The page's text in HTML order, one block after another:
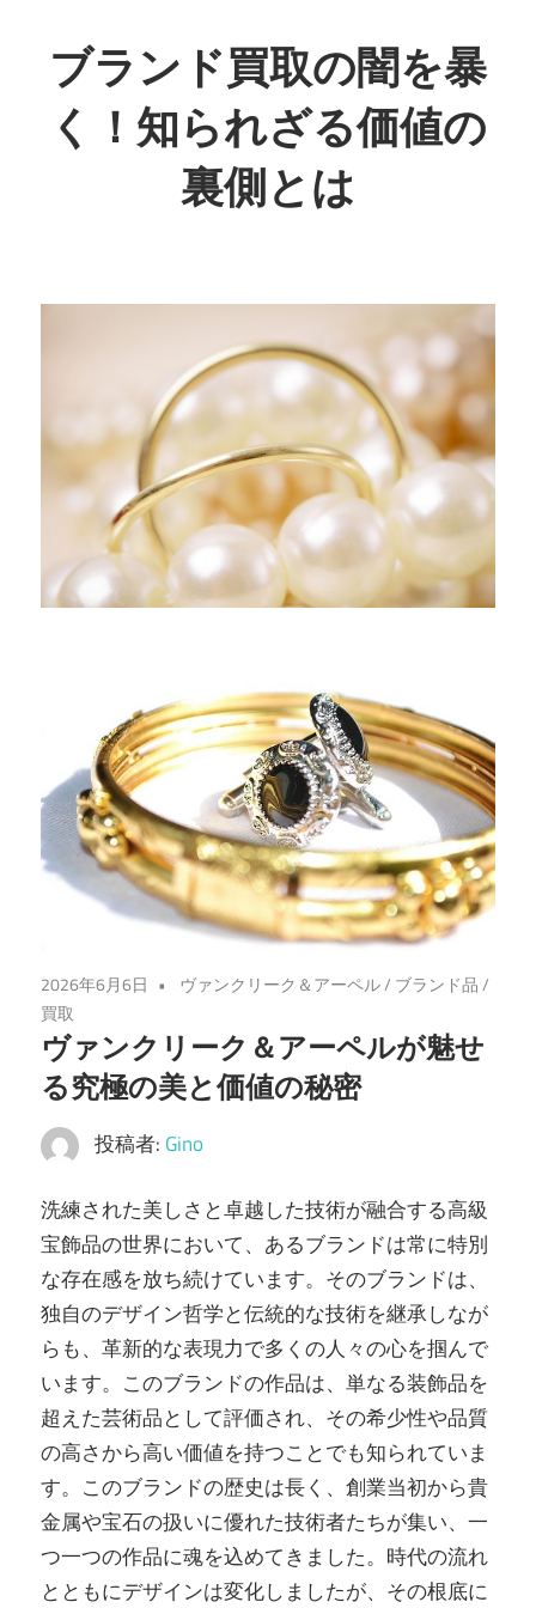
ン
テ
ブランド買取の闇を暴
く！知られざる価値の
裏側とは
れ
実
賢
く
ラ
ン
ド
を
ご
紹
介！
安
心
取
引
で
価
値
を
最
大
化
し
よ
う。
2026年6月6日 ヴァンクリーク＆アーペル/ ブランド品/
買取
ヴァンクリーク＆アーペルが魅せ
る究極の美と価値の秘密
投稿者: Gino
洗練された美しさと卓越した技術が融合する高級
宝飾品の世界において、あるブランドは常に特別
な存在感を放ち続けています。 そのブランドは、
独自のデザイン哲学と伝統的な技術を継承しなが
らも、革新的な表現力で多くの人々の心を掴んで
います。このブランドの作品は、単なる装飾品を
超えた芸術品として評価され、その希少性や品質
の高さから高い価値を持つことでも知られていま
す。このブランドの歴史は長く、創業当初から貴
金属や宝石の扱いに優れた技術者たちが集い、一
つ一つの作品に魂を込めてきました。時代の流れ
とともにデザインは変化しましたが、その根底に